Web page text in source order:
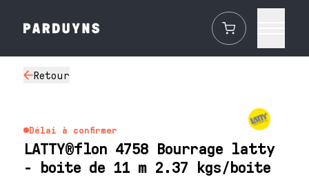
Retour
Délai à confirmer
LATTY®flon 4758 Bourrage latty
- boite de 11 m 2.37 kgs/boite